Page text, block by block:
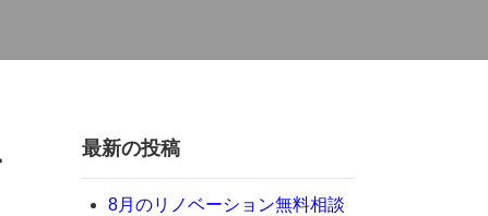
最新の投稿
8月のリノベーション無料相談